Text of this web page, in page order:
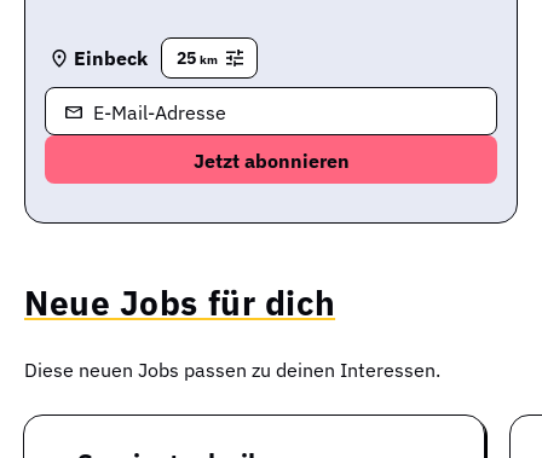
Einbeck 25 km
E-Mail-Adresse
Neue Jobs für dich
Diese neuen Jobs passen zu deinen Interessen.